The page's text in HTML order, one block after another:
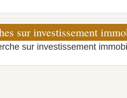
sur investissement
sur investissement